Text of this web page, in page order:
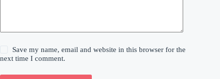
Save my name, email and website in this browser for the
next time I comment.